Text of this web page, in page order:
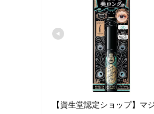
【資生堂認定ショップ】マ